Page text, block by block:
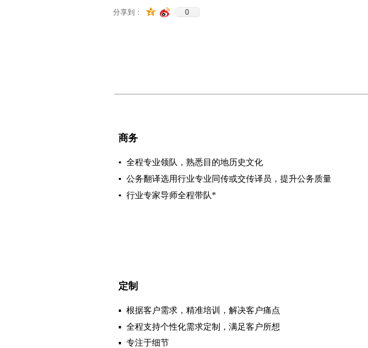
分享到： 0
商务
▪ 全程专业领队，熟悉目的地历史文化
▪ 公务翻译选用行业专业同传或交传译员，提升公务质量
▪ 行业专家导师全程带队*
定制
▪ 根据客户需求，精准培训，解决客户痛点
▪ 全程支持个性化需求定制，满足客户所想
▪ 专注于细节